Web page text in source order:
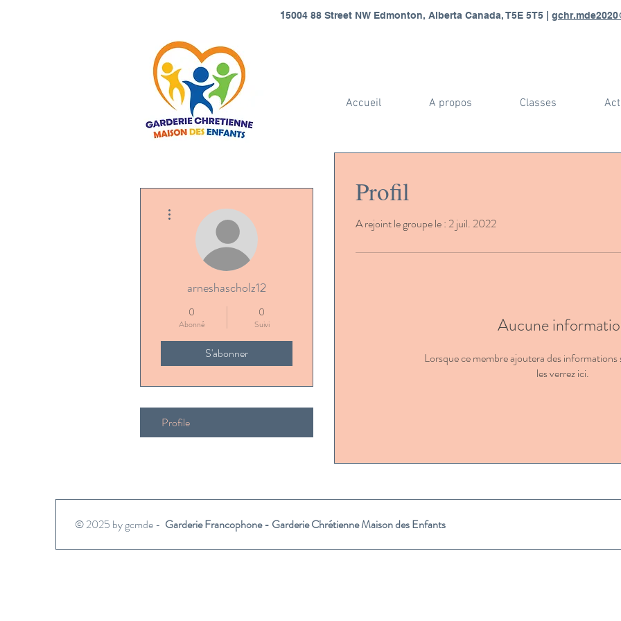
15004 88 Street NW Edmonton, Alberta Canada, T5E 5T5 |
Accueil A propos Classes
Profil
A rejoint le groupe le : 2 juil. 2022
Aucune
Lorsque ce membre ajoutera des
les verrez ici.
arneshascholz12
0
Abonné
0
Suivi
S'abonner
Profile
© 2025 by gcmde - Garderie Francophone - Garderie Chrétienne Maison des Enfants